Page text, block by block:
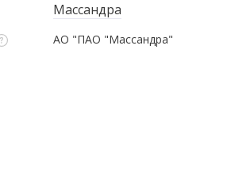
Массандра
АО "ПАО "Массандра"